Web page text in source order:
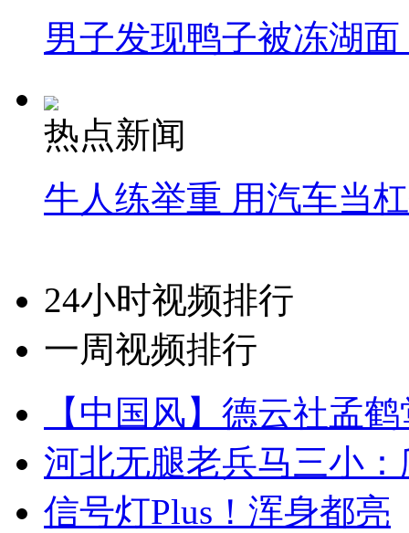
男子发现鸭子被冻湖
热点新闻
牛人练举重 用汽车当
24小时视频排行
一周视频排行
【中国风】德云社孟
河北无腿老兵马三小
信号灯Plus！浑身都亮